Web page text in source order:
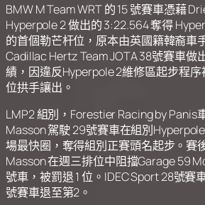
BMW M Team WRT 的 15 號賽車憑藉
Hyperpole 2 做出的 3:22.564 奪得
的首個勒芒杆位，原本由英國籍韓裔車
Cadillac Hertz Team JOTA 38號賽車做
績，因違反Hyperpole 2維修區起步程
位拱手讓出。
LMP2 組別，Forestier Racing by Panis
Masson 駕駛 29號賽車在組別
場最快圈，奪得組別正賽頭名起步。賽
Masson 在週三排位中阻擋Garage 59
號車，被罰退 1 位。IDEC Sport 28號賽
號賽車退至第2。